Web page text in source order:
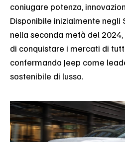
coniugare potenza,
Disponibile inizialmente negli
nella seconda metà del
di conquistare i mercati di
confermando Jeep come
sostenibile di lusso.